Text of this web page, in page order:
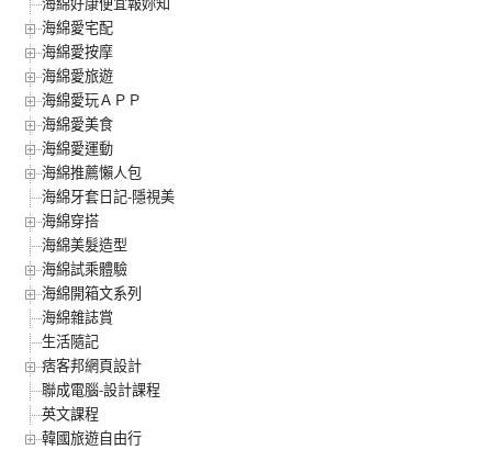
海綿愛宅配
海綿愛按摩
海綿愛旅遊
海綿愛玩ＡＰＰ
海綿愛美食
海綿愛運動
海綿推薦懶人包
海綿牙套日記-隱視美
海綿穿搭
海綿美髮造型
海綿試乘體驗
海綿開箱文系列
海綿雜誌賞
生活隨記
痞客邦網頁設計
聯成電腦-設計課程
英文課程
韓國旅遊自由行